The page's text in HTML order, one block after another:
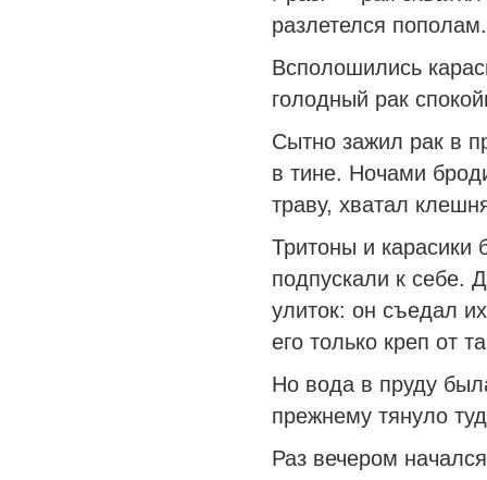
разлетелся пополам.
Всполошились
голодный рак
Сытно зажил рак в
в тине. Ночами
траву, хватал
Тритоны и карасики
подпускали к себе.
улиток: он съедал
его только креп от
Но вода в пруду
прежнему тянуло
Раз вечером